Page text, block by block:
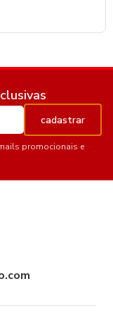
cadastrar
promocionais e